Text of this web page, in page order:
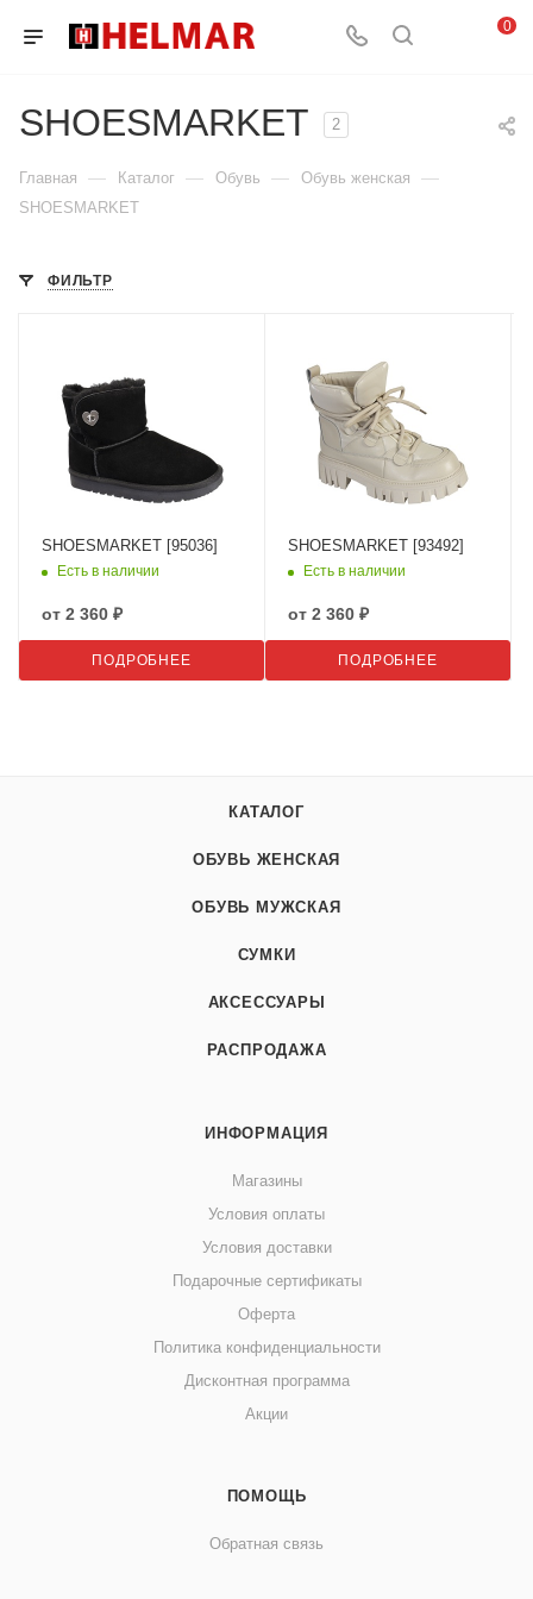
0
SHOESMARKET 2
Главная — Каталог — Обувь — Обувь женская —
SHOESMARKET
ФИЛЬТР
SHOESMARKET [95036]
Есть в наличии
от 2 360 ₽
ПОДРОБНЕЕ
SHOESMARKET [93492]
Есть в наличии
от 2 360 ₽
ПОДРОБНЕЕ
КАТАЛОГ
ОБУВЬ ЖЕНСКАЯ
ОБУВЬ МУЖСКАЯ
СУМКИ
АКСЕССУАРЫ
РАСПРОДАЖА
ИНФОРМАЦИЯ
Магазины
Условия оплаты
Условия доставки
Подарочные сертификаты
Оферта
Политика конфиденциальности
Дисконтная программа
Акции
ПОМОЩЬ
Обратная связь